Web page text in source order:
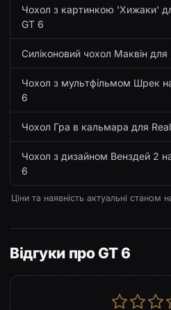
Чохол з картинкою 'Хижаки'
GT 6
Силіконовий чохол Маквін для
Чохол з мультфільмом Шрек
6
Чохол Гра в кальмара для
Чохол з дизайном Венздей 2
6
Ціни та наявність актуальні станом
Відгуки про GT 6